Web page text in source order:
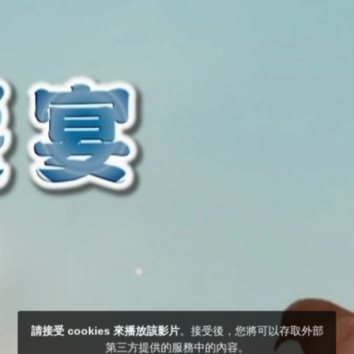
請接受 cookies 來播放該影片。接受後，您將可以存取外部
第三方提供的服務中的內容。